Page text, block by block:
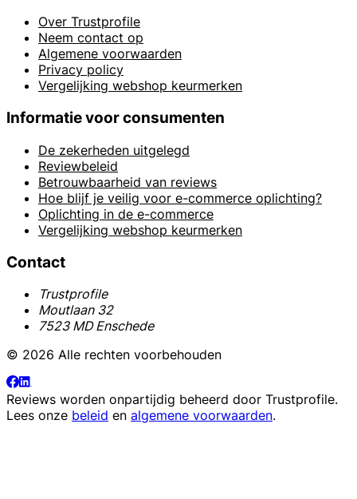
Over Trustprofile
Neem contact op
Algemene voorwaarden
Privacy policy
Vergelijking webshop keurmerken
Informatie voor consumenten
De zekerheden uitgelegd
Reviewbeleid
Betrouwbaarheid van reviews
Hoe blijf je veilig voor e-commerce oplichting?
Oplichting in de e-commerce
Vergelijking webshop keurmerken
Contact
Trustprofile
Moutlaan 32
7523 MD Enschede
© 2026 Alle rechten voorbehouden
Reviews worden onpartijdig beheerd door Trustprofile.
Lees onze beleid en algemene voorwaarden.